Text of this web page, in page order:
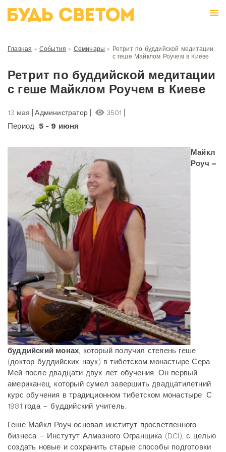
Главная » События » Семинары » Ретрит по буддийской медитации
с геше Майклом Роучем в Киеве
Ретрит по буддийской медитации
с геше Майклом Роучем в Киеве
13 мая Администратор 3501
Период: 5 - 9 июня
Майкл
Роуч –
буддийский монах, который получил степень геше
(доктор буддийских наук) в тибетском монастыре Сера
Мей после двадцати двух лет обучения. Он первый
американец, который сумел завершить двадцатилетний
курс обучения в традиционном тибетском монастыре. С
1981 года – буддийский учитель.
Геше Майкл Роуч основал институт просветленного
бизнеса – Инстутут Алмазного Огранщика (DCI), с целью
создать новые и сохранить старые способы подготовки